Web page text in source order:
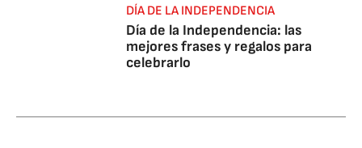
DÍA DE LA INDEPENDENCIA
Día de la Independencia: las
mejores frases y regalos para
celebrarlo